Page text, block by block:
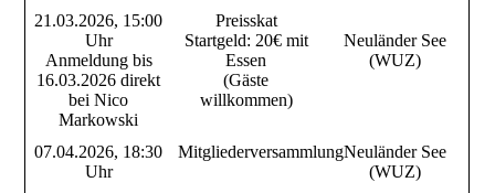
21.03.2026, 15:00
Uhr
Anmeldung bis
16.03.2026 direkt
bei Nico
Markowski
Preisskat
Startgeld: 20€ mit
Essen
(Gäste
willkommen)
Neuländer See
(WUZ)
07.04.2026, 18:30
Uhr
MitgliederversammlungNeuländer See
(WUZ)